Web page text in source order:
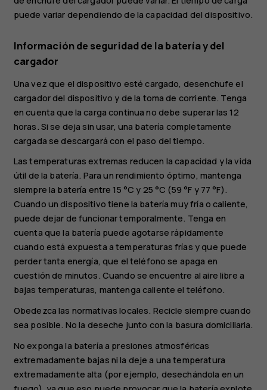
puede variar dependiendo de la capacidad del dispositivo.
Información de seguridad de la batería y del
cargador
Una vez que el dispositivo esté cargado, desenchufe el
cargador del dispositivo y de la toma de corriente. Tenga
en cuenta que la carga continua no debe superar las 12
horas. Si se deja sin usar, una batería completamente
cargada se descargará con el paso del tiempo.
Las temperaturas extremas reducen la capacidad y la vida
útil de la batería. Para un rendimiento óptimo, mantenga
siempre la batería entre 15 °C y 25 °C (59 °F y 77 °F).
Cuando un dispositivo tiene la batería muy fría o caliente,
puede dejar de funcionar temporalmente. Tenga en
cuenta que la batería puede agotarse rápidamente
cuando está expuesta a temperaturas frías y que puede
perder tanta energía, que el teléfono se apaga en
cuestión de minutos. Cuando se encuentre al aire libre a
bajas temperaturas, mantenga caliente el teléfono.
Obedezca las normativas locales. Recicle siempre cuando
sea posible. No la deseche junto con la basura domiciliaria.
No exponga la batería a presiones atmosféricas
extremadamente bajas ni la deje a una temperatura
extremadamente alta (por ejemplo, desechándola en un